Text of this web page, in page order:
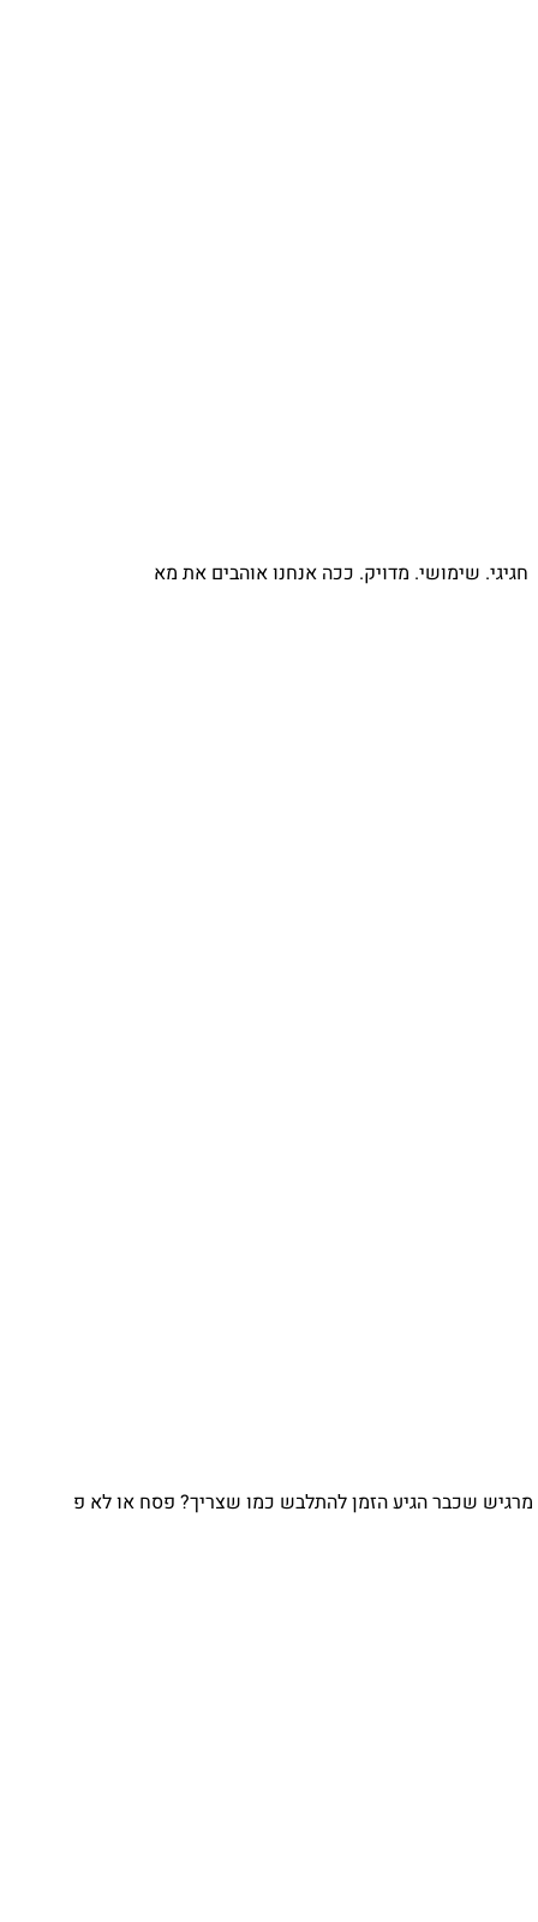
מרגיש שכבר הגיע הזמן להתלבש כמו שצריך? פסח או לא פ